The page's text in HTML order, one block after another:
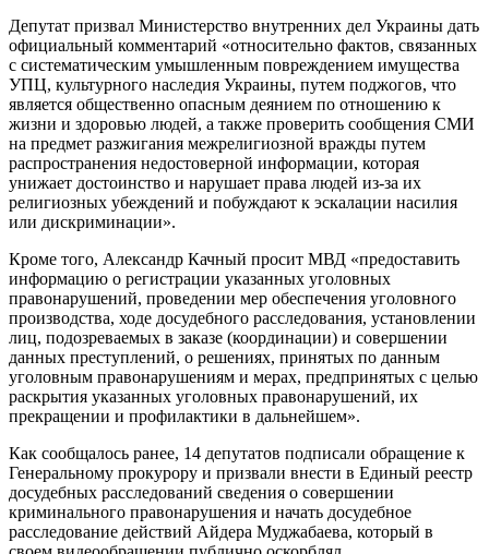
Депутат призвал Министерство внутренних дел Украины дать
официальный комментарий «относительно фактов, связанных
с систематическим умышленным повреждением имущества
УПЦ, культурного наследия Украины, путем поджогов, что
является общественно опасным деянием по отношению к
жизни и здоровью людей, а также проверить сообщения СМИ
на предмет разжигания межрелигиозной вражды путем
распространения недостоверной информации, которая
унижает достоинство и нарушает права людей из-за их
религиозных убеждений и побуждают к эскалации насилия
или дискриминации».
Кроме того, Александр Качный просит МВД «предоставить
информацию о регистрации указанных уголовных
правонарушений, проведении мер обеспечения уголовного
производства, ходе досудебного расследования, установлении
лиц, подозреваемых в заказе (координации) и совершении
данных преступлений, о решениях, принятых по данным
уголовным правонарушениям и мерах, предпринятых с целью
раскрытия указанных уголовных правонарушений, их
прекращении и профилактики в дальнейшем».
Как сообщалось ранее, 14 депутатов подписали обращение к
Генеральному прокурору и призвали внести в Единый реестр
досудебных расследований сведения о совершении
криминального правонарушения и начать досудебное
расследование действий Айдера Муджабаева, который в